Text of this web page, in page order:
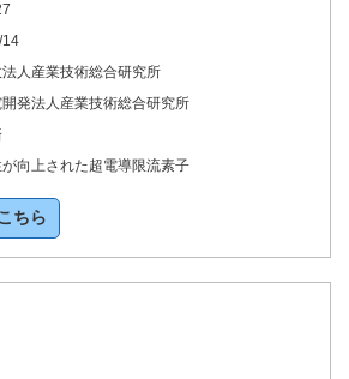
14
人産業技術総合研究所
開発法人産業技術総合研究所
向上された超電導限流素子
ちら